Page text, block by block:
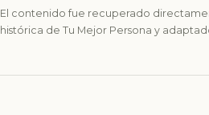
El contenido fue recuperado
histórica de Tu Mejor Persona y